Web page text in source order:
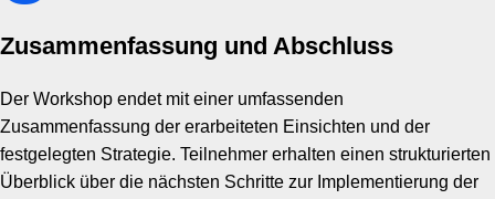
Zusammenfassung und Abschluss
Der Workshop endet mit einer umfassenden
Zusammenfassung der erarbeiteten Einsichten und der
festgelegten Strategie. Teilnehmer erhalten einen strukturierten
Überblick über die nächsten Schritte zur Implementierung der